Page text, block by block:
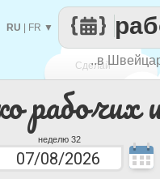
рабочих
неделю 32
Сделай
..в
RU FR ▼